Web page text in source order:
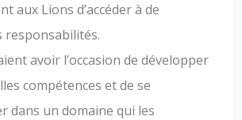
aux Lions d’accéder à de
responsabilités.
avoir l’occasion de développer
compétences et de se
dans un domaine qui les